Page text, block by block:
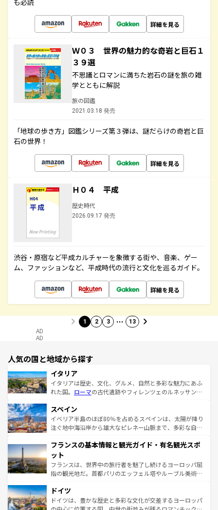
も必読
詳細を見る
Ｗ０３ 世界の魅力的な奇岩と巨石１
３９選
不思議とロマンに満ちた岩石の謎を旅の雑
学とともに解説
旅の図鑑
2021.03.18 発売
「地球の歩き方」図鑑シリーズ第３弾は、謎だらけの奇岩と巨
石の世界！
詳細を見る
Ｈ０４ 平成
歴史時代
2026.09.17 発売
渋谷・原宿など平成カルチャーを象徴する街や、音楽、ゲー
ム、ファッションなど、平成時代の流行と文化を巡るガイド。
詳細を見る
1 2 3 … 13
AD
AD
人気の国と地域から探す
イタリア
イタリアは歴史、文化、グルメ、自然と多彩な魅力にあふ
れた国。 ローマの古代遺跡やフィレンツェのルネッサンス
ろん、トスカーナの美しい田園風景やアマルフィ海岸の絶
景など、自然景観も見逃せない。観光の合間には、本場の
ピザやパスタなど、絶品のイタリア料理を堪能することも
ませてくれるイタリアで、忘れられない旅をしてみよう！
なお、新着のイタリア情報は
しい。
スペイン
イベリア半島のほぼ80％を占めるスペインは、太陽が降り
注ぐ地中海沿岸から雄大なピレネー山脈まで、多彩な自然
文化が根付くこの国では、情熱的なフラメンコ、熱気あふ
れる闘牛、そして美味しいタパスが生活の一部となってい
る。首都マドリードの洗練された雰囲気や、バルセロナの
アートに溢れた街角から、地方では古代ローマ遺跡や中世
せる。地方によって風土や気候が異なるスペインはその個
性で訪れる人を魅了する。 なお、新着のスペイン情報は コ
ンテンツ一覧を参照してほしい。
フランスの基本情報と観光ガイド・有名観光スポ
ット
フランスは、世界中の旅行者を魅了し続けるヨーロッパ屈
指の観光地だ。首都パリのエッフェル塔やルーブル美術館
で、幅広い魅力が詰まっている。華麗な宮殿、歴史的な大
聖堂、美しいビーチ、そして豊かな自然が、訪れる者を心
から魅了する。また、フランスは美食の国としても知ら
ドイツ
ドイツは、豊かな歴史と多彩な文化が交差するヨーロッパ